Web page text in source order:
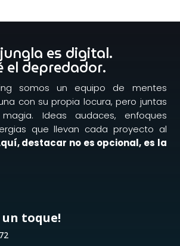
es digital.
el depredador.
somos un equipo de mentes
con su propia locura, pero juntas
Ideas audaces, enfoques
que llevan cada proyecto al
destacar no es opcional, es la
un toque!